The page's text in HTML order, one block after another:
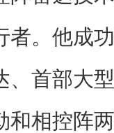
者。他成
、首部大
和相控阵